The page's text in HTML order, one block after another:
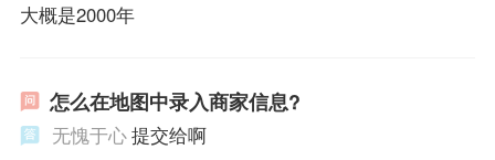
大概是2000年
怎么在地图中录入商家信息?
无愧于心提交给啊